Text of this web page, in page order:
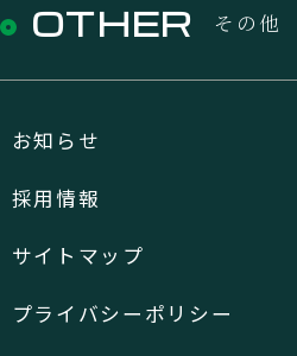
OTHER その他
お知らせ
採用情報
サイトマップ
プライバシーポリシー